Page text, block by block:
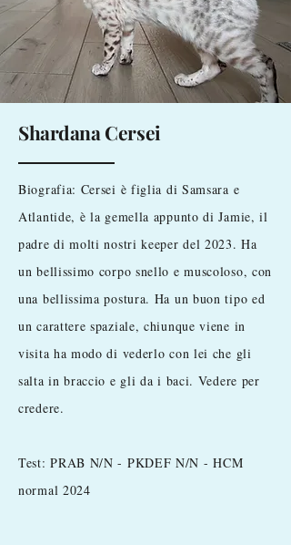
Shardana Cersei
Biografia: Cersei è figlia di Samsara e
Atlantide, è la gemella appunto di Jamie, il
padre di molti nostri keeper del 2023. Ha
un bellissimo corpo snello e muscoloso, con
una bellissima postura. Ha un buon tipo ed
un carattere spaziale, chiunque viene in
visita ha modo di vederlo con lei che gli
salta in braccio e gli da i baci. Vedere per
credere.
Test: PRAB N/N - PKDEF N/N - HCM
normal 2024